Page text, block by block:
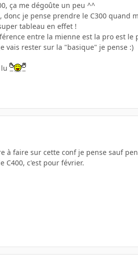
ça me dégoûte un peu ^^
donc je pense prendre le C300 quand
tableau en effet !
entre la mienne est la pro est
vais rester sur la "basique" je pense :)
à faire sur cette conf je pense sauf
C400, c'est pour février.